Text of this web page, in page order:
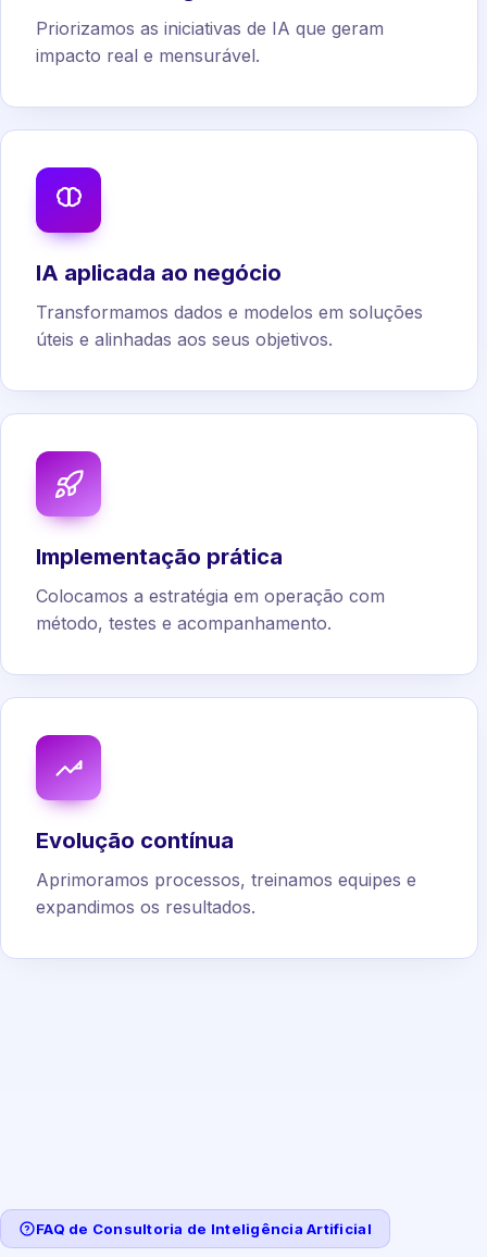
Priorizamos as iniciativas de IA que geram
impacto real e mensurável.
IA aplicada ao negócio
Transformamos dados e modelos em soluções
úteis e alinhadas aos seus objetivos.
Implementação prática
Colocamos a estratégia em operação com
método, testes e acompanhamento.
Evolução contínua
Aprimoramos processos, treinamos equipes e
expandimos os resultados.
FAQ de Consultoria de Inteligência Artificial